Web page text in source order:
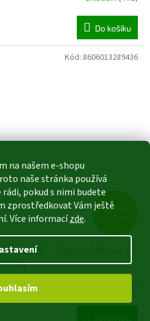
na našem e-shopu
naše stránka používá
pokud s nimi budete
zprostředkovat Vám ještě
Více informacízde.
Do košíku
238 Kč
FEEDER - 150m / 0,16mm /
3.6kg
Skladem do vyprodání
Kód: 8606013289436